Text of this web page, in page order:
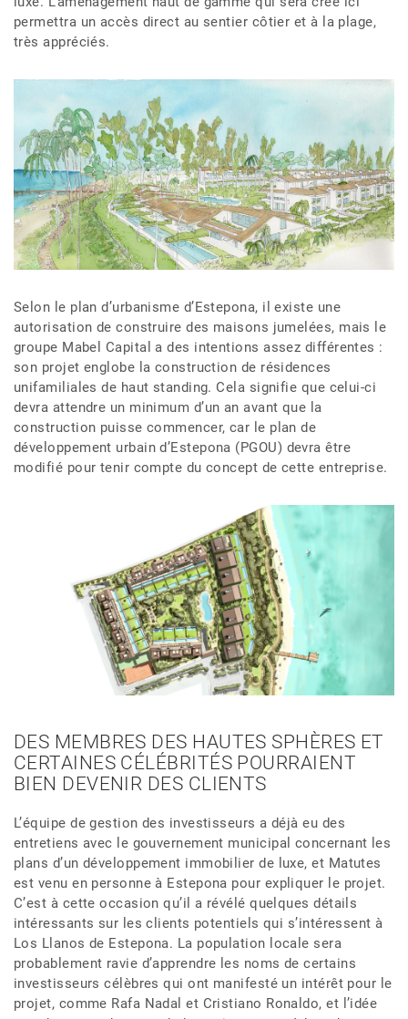
permettra un accès direct au sentier côtier et à la plage,
très appréciés.
Selon le plan d’urbanisme d’Estepona, il existe une
autorisation de construire des maisons jumelées, mais le
groupe Mabel Capital a des intentions assez différentes :
son projet englobe la construction de résidences
unifamiliales de haut standing. Cela signifie que celui-ci
devra attendre un minimum d’un an avant que la
construction puisse commencer, car le plan de
développement urbain d’Estepona (PGOU) devra être
modifié pour tenir compte du concept de cette entreprise.
DES MEMBRES DES HAUTES SPHÈRES ET
CERTAINES CÉLÉBRITÉS POURRAIENT
BIEN DEVENIR DES CLIENTS
L’équipe de gestion des investisseurs a déjà eu des
entretiens avec le gouvernement municipal concernant les
plans d’un développement immobilier de luxe, et Matutes
est venu en personne à Estepona pour expliquer le projet.
C’est à cette occasion qu’il a révélé quelques détails
intéressants sur les clients potentiels qui s’intéressent à
Los Llanos de Estepona. La population locale sera
probablement ravie d’apprendre les noms de certains
investisseurs célèbres qui ont manifesté un intérêt pour le
projet, comme Rafa Nadal et Cristiano Ronaldo, et l’idée